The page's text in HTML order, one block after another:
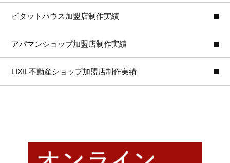
ピタットハウス加盟店制作実績
アパマンショップ加盟店制作実績
LIXIL不動産ショップ加盟店制作実績